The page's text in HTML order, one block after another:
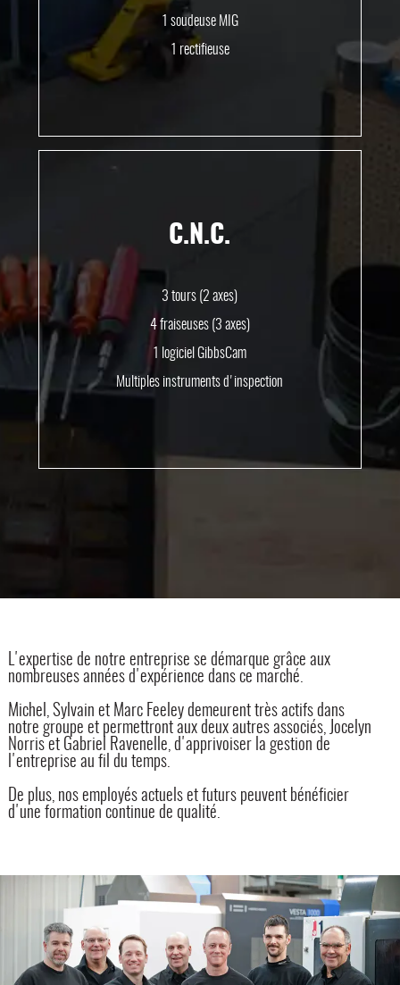
1 soudeuse MIG
1 rectifieuse
C.N.C.
3 tours (2 axes)
4 fraiseuses (3 axes)
1 logiciel GibbsCam
Multiples instruments d'inspection
L'expertise de notre entreprise se démarque grâce aux
nombreuses années d'expérience dans ce marché.
Michel, Sylvain et Marc Feeley demeurent très actifs dans
notre groupe et permettront aux deux autres associés, Jocelyn
Norris et Gabriel Ravenelle, d'apprivoiser la gestion de
l'entreprise au fil du temps.
De plus, nos employés actuels et futurs peuvent bénéficier
d'une formation continue de qualité.